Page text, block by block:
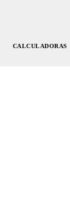
CALCULADORAS